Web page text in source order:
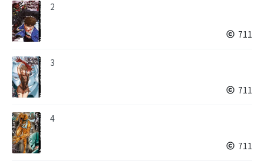
2
711
3
711
4
711